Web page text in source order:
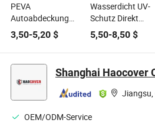
PEVA
Autoabdeckung
wasserdicht
winddicht
ganzjähriger
Schutz Anti-UV
schneeschutz
3,50-5,20 $
Wasserdicht UV-
Schutz Direkt
Hersteller PVC
Baumwolle Außen
Automatische
Autoabdeckungen
5,50-8,50$
Jiangsu,
OEM/ODM-Service